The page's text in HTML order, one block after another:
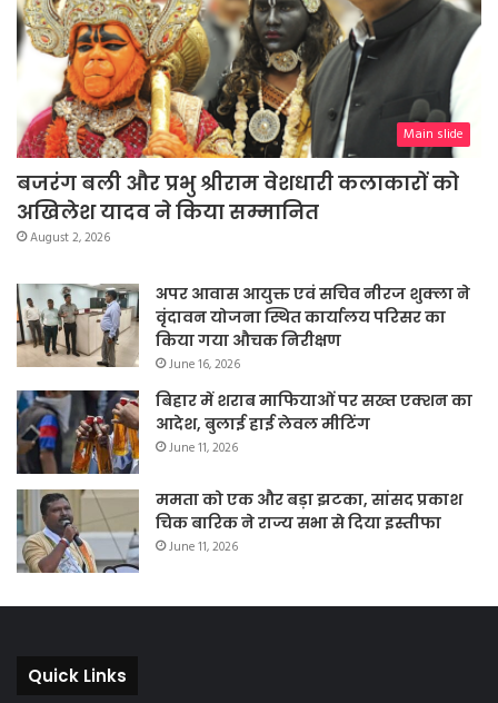
Main slide
बजरंग बली और प्रभु श्रीराम वेशधारी कलाकारों को
अखिलेश यादव ने किया सम्मानित
August 2, 2026
अपर आवास आयुक्त एवं सचिव नीरज शुक्ला ने
वृंदावन योजना स्थित कार्यालय परिसर का
किया गया औचक निरीक्षण
June 16, 2026
बिहार में शराब माफियाओं पर सख्त एक्शन का
आदेश, बुलाई हाई लेवल मीटिंग
June 11, 2026
ममता को एक और बड़ा झटका, सांसद प्रकाश
चिक बारिक ने राज्य सभा से दिया इस्तीफा
June 11, 2026
Quick Links